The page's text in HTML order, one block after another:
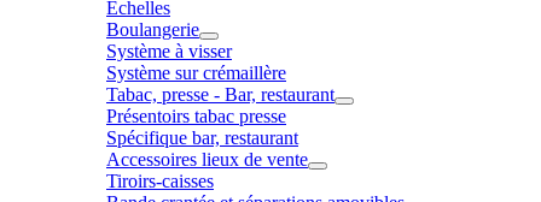
Echelles
Boulangerie
Système à visser
Système sur crémaillère
Tabac, presse - Bar, restaurant
Présentoirs tabac presse
Spécifique bar, restaurant
Accessoires lieux de vente
Tiroirs-caisses